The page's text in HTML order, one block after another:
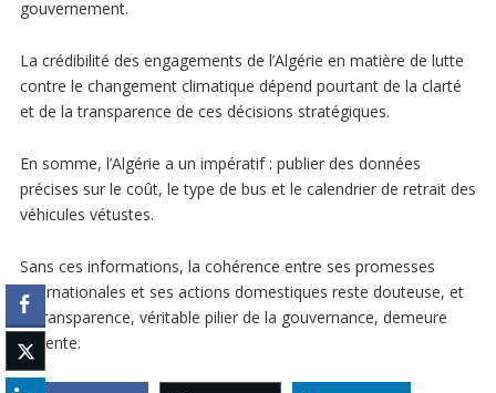
gouvernement.
La crédibilité des engagements de l’Algérie en matière de lutte
contre le changement climatique dépend pourtant de la clarté
et de la transparence de ces décisions stratégiques.
En somme, l’Algérie a un impératif : publier des données
précises sur le coût, le type de bus et le calendrier de retrait des
véhicules vétustes.
Sans ces informations, la cohérence entre ses promesses
internationales et ses actions domestiques reste douteuse, et
la transparence, véritable pilier de la gouvernance, demeure
absente.